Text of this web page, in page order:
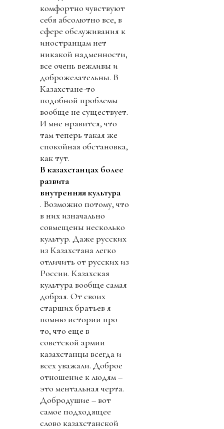
комфортно чувствуют
себя абсолютно все, в
сфере обслуживания к
иностранцам нет
никакой надменности,
все очень вежливы и
доброжелательны. В
Казахстане-то
подобной проблемы
вообще не существует.
И мне нравится, что
там теперь такая же
спокойная обстановка,
как тут.
В казахстанцах более
развита
внутренняя культура
. Возможно потому, что
в них изначально
совмещены несколько
культур. Даже русских
из Казахстана легко
отличить от русских из
России. Казахская
культура вообще самая
добрая. От своих
старших братьев я
помню истории про
то, что еще в
советской армии
казахстанцы всегда и
всех уважали. Доброе
отношение к людям –
это ментальная черта.
Добродушие – вот
самое подходящее
слово казахстанской